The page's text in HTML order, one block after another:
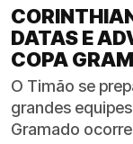
DATAS E
COPA
O Timão se
grandes
Gramado